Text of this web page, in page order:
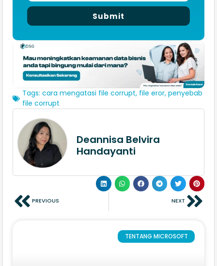
Submit
Tags: cara mengatasi file corrupt, file eror, penyebab
file corrupt
Deannisa Belvira
Handayanti
PREVIOUS NEXT
TENTANG MICROSOFT